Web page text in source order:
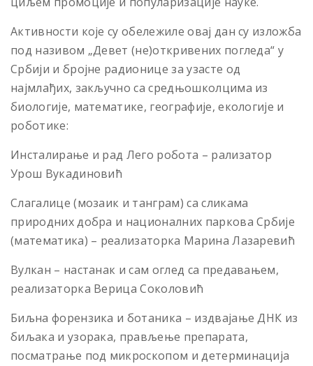
Активности које су обележиле овај дан су изложба
под називом „Девет (не)откривених погледа“ у
Србији и бројне радионице за узасте од
најмлађих, закључно са средњошколцима из
биологије, математике, географије, екологије и
роботике:
Инсталирање и рад Лего робота – рализатор
Урош Вукадиновић
Слагалице (мозаик и танграм) са сликама
природних добра и националних паркова Србије
(математика) – реализаторка Марина Лазаревић
Вулкан – настанак и сам оглед са предавањем,
реализаторка Верица Соколовић
Биљна форензика и ботаника – издвајање ДНК из
биљака и узорака, прављење препарата,
посматрање под микроскопом и детерминација